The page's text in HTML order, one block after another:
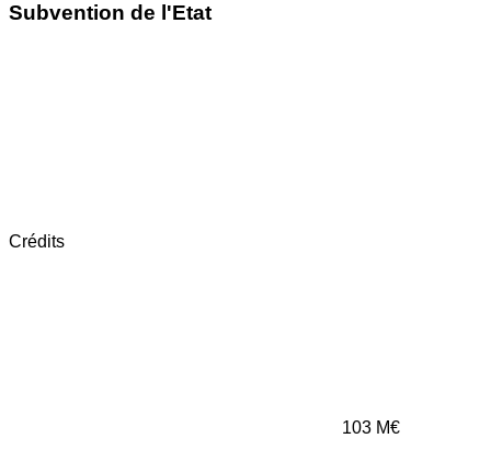
Subvention de l'Etat
Crédits
103 M€